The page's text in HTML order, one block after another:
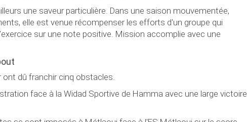
une saveur particulière. Dans une saison mouvementée,
elle est venue récompenser les efforts d'un groupe qui
sur une note positive. Mission accomplie avec une
ont dû franchir cinq obstacles.
face à la Widad Sportive de Hamma avec une large victoire